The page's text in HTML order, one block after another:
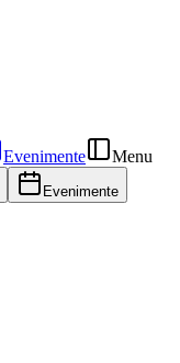
Evenimente Menu
Evenimente